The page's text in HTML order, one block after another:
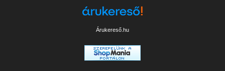
Árukereső.hu